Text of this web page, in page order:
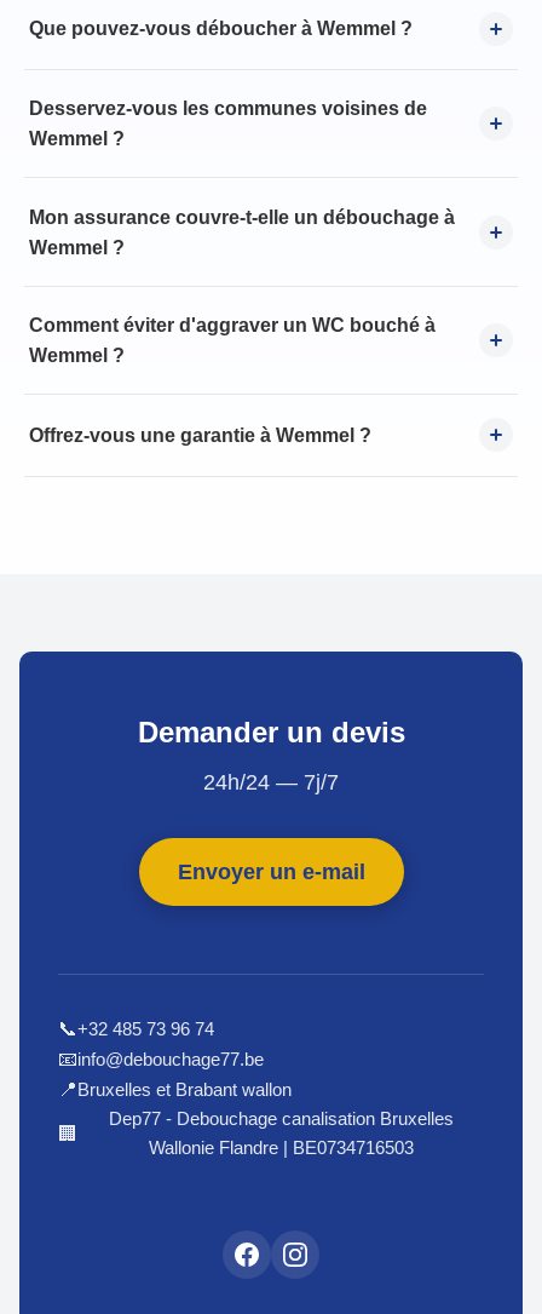
Que pouvez-vous déboucher à Wemmel ?
Desservez-vous les communes voisines de
Wemmel ?
Mon assurance couvre-t-elle un débouchage à
Wemmel ?
Comment éviter d'aggraver un WC bouché à
Wemmel ?
Offrez-vous une garantie à Wemmel ?
Demander un devis
24h/24 — 7j/7
Envoyer un e-mail
📞+32 485 73 96 74
📧info@debouchage77.be
📍Bruxelles et Brabant wallon
🏢
Dep77 - Debouchage canalisation Bruxelles
Wallonie Flandre | BE0734716503